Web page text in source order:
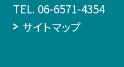
TEL. 06-6571-4354
サイトマップ